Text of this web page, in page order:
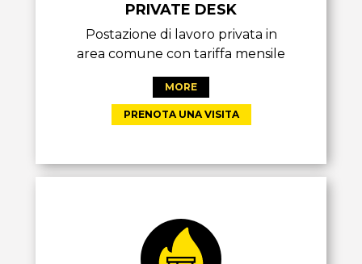
PRIVATE DESK
Postazione di lavoro privata in
area comune con tariffa mensile
MORE
PRENOTA UNA VISITA